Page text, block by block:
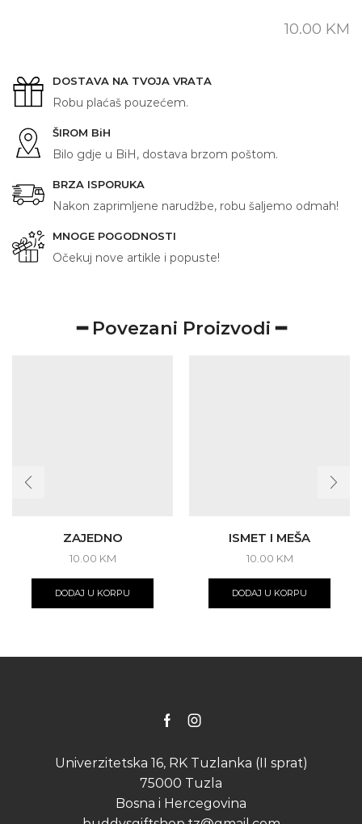
10.00 KM
DOSTAVA NA TVOJA VRATA
Robu plaćaš pouzećem.
ŠIROM BiH
Bilo gdje u BiH, dostava brzom poštom.
BRZA ISPORUKA
Nakon zaprimljene narudžbe, robu šaljemo odmah!
MNOGE POGODNOSTI
Očekuj nove artikle i popuste!
━ Povezani Proizvodi ━
ZAJEDNO
10.00 KM
DODAJ U KORPU
ISMET I MEŠA
10.00 KM
DODAJ U KORPU
FacebookInstagram
Univerzitetska 16, RK Tuzlanka (II sprat)
75000 Tuzla
Bosna i Hercegovina